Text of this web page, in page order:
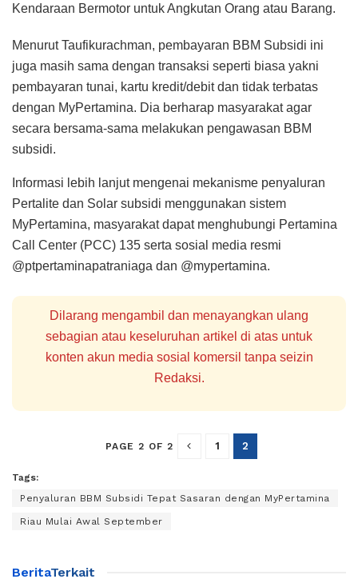
Kendaraan Bermotor untuk Angkutan Orang atau Barang.
Menurut Taufikurachman, pembayaran BBM Subsidi ini
juga masih sama dengan transaksi seperti biasa yakni
pembayaran tunai, kartu kredit/debit dan tidak terbatas
dengan MyPertamina. Dia berharap masyarakat agar
secara bersama-sama melakukan pengawasan BBM
subsidi.
Informasi lebih lanjut mengenai mekanisme penyaluran
Pertalite dan Solar subsidi menggunakan sistem
MyPertamina, masyarakat dapat menghubungi Pertamina
Call Center (PCC) 135 serta sosial media resmi
@ptpertaminapatraniaga dan @mypertamina.
Dilarang mengambil dan menayangkan ulang
sebagian atau keseluruhan artikel di atas untuk
konten akun media sosial komersil tanpa seizin
Redaksi.
PAGE 2 OF 2 1 2
Tags:
Penyaluran BBM Subsidi Tepat Sasaran dengan MyPertamina
Riau Mulai Awal September
BeritaTerkait